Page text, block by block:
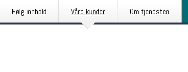
Følg innhold Våre kunder Om tjenesten